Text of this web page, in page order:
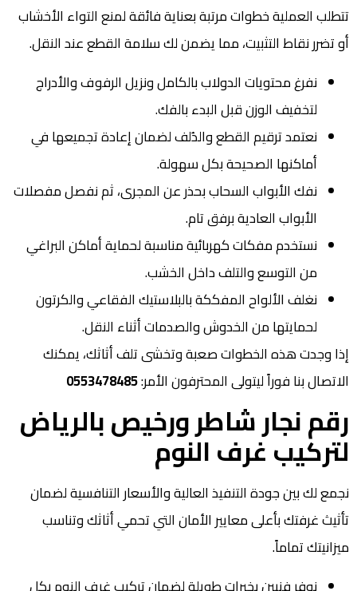
تتطلب العملية خطوات مرتبة بعناية فائقة لمنع التواء الأخشاب
أو تضرر نقاط التثبيت، مما يضمن لك سلامة القطع عند النقل.
نفرغ محتويات الدولاب بالكامل ونزيل الرفوف والأدراج
لتخفيف الوزن قبل البدء بالفك.
نعتمد ترقيم القطع والدُلف لضمان إعادة تجميعها في
أماكنها الصحيحة بكل سهولة.
نفك الأبواب السحاب بحذر عن المجرى، ثم نفصل مفصلات
الأبواب العادية برفق تام.
نستخدم مفكات كهربائية مناسبة لحماية أماكن البراغي
من التوسع والتلف داخل الخشب.
نغلف الألواح المفككة بالبلاستيك الفقاعي والكرتون
لحمايتها من الخدوش والصدمات أثناء النقل.
إذا وجدت هذه الخطوات صعبة وتخشى تلف أثاثك، يمكنك
الاتصال بنا فوراً ليتولى المحترفون الأمر:0553478485
رقم نجار شاطر ورخيص بالرياض
لتركيب غرف النوم
نجمع لك بين جودة التنفيذ العالية والأسعار التنافسية لضمان
تأثيث غرفتك بأعلى معايير الأمان التي تحمي أثاثك وتناسب
ميزانيتك تماماً.
نوفر فنيين بخبرات طويلة لضمان تركيب غرف النوم بكل